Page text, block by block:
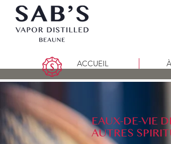
ACCUEIL
EAUX-DE-VIE
AUTRES